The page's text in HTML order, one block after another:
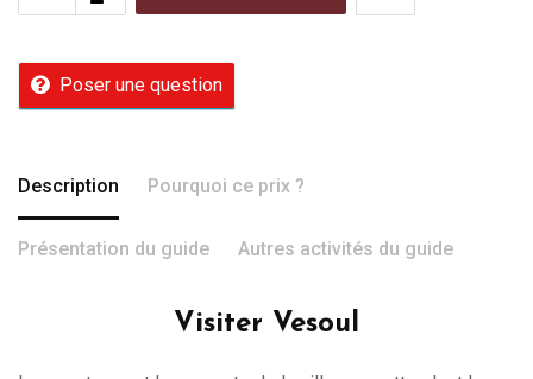
Poser une question
Description Pourquoi ce prix ?
Présentation du guide Autres activités du guide
Visiter Vesoul